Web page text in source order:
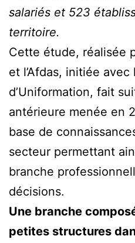
salariés et 523
territoire.
Cette étude, réalisée
et l’Afdas, initiée
d’Uniformation, fait
antérieure menée en
base de
secteur permettant
branche
décisions.
Une branche
petites structures